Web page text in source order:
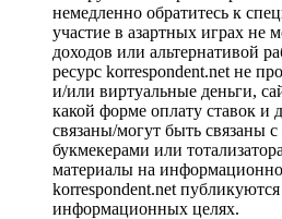
немедленно обратитесь к
участие в азартных играх не
доходов или альтернативой
ресурс korrespondent.net не
и/или виртуальные деньги,
какой форме оплату ставок и
связаны/могут быть связаны
букмекерами или
материалы на
korrespondent.net
информационных целях.